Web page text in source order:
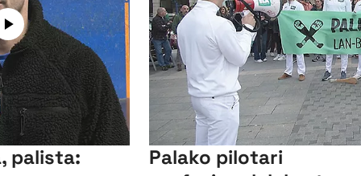
palista:
Palako pilotari